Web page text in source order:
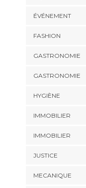
ÉVÉNEMENT
FASHION
GASTRONOMIE
GASTRONOMIE
HYGIÈNE
IMMOBILIER
IMMOBILIER
JUSTICE
MECANIQUE